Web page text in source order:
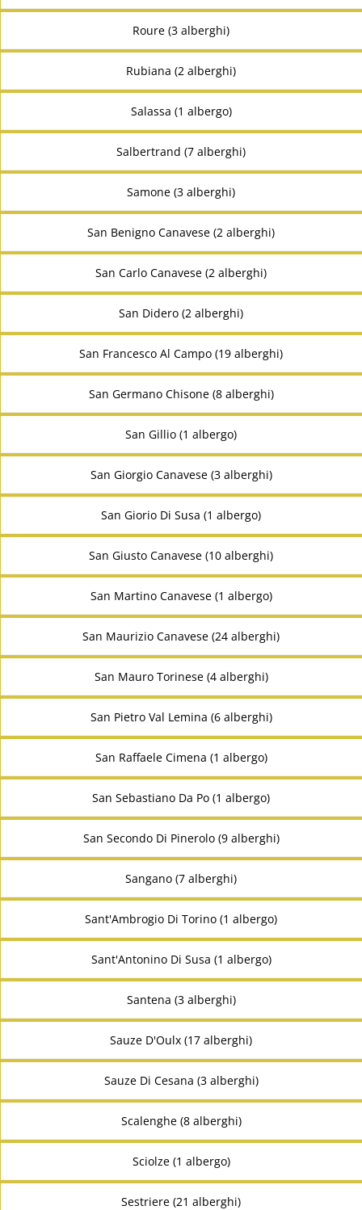
Roure (3 alberghi)
Rubiana (2 alberghi)
Salassa (1 albergo)
Salbertrand (7 alberghi)
Samone (3 alberghi)
San Benigno Canavese (2 alberghi)
San Carlo Canavese (2 alberghi)
San Didero (2 alberghi)
San Francesco Al Campo (19 alberghi)
San Germano Chisone (8 alberghi)
San Gillio (1 albergo)
San Giorgio Canavese (3 alberghi)
San Giorio Di Susa (1 albergo)
San Giusto Canavese (10 alberghi)
San Martino Canavese (1 albergo)
San Maurizio Canavese (24 alberghi)
San Mauro Torinese (4 alberghi)
San Pietro Val Lemina (6 alberghi)
San Raffaele Cimena (1 albergo)
San Sebastiano Da Po (1 albergo)
San Secondo Di Pinerolo (9 alberghi)
Sangano (7 alberghi)
Sant'Ambrogio Di Torino (1 albergo)
Sant'Antonino Di Susa (1 albergo)
Santena (3 alberghi)
Sauze D'Oulx (17 alberghi)
Sauze Di Cesana (3 alberghi)
Scalenghe (8 alberghi)
Sciolze (1 albergo)
Sestriere (21 alberghi)